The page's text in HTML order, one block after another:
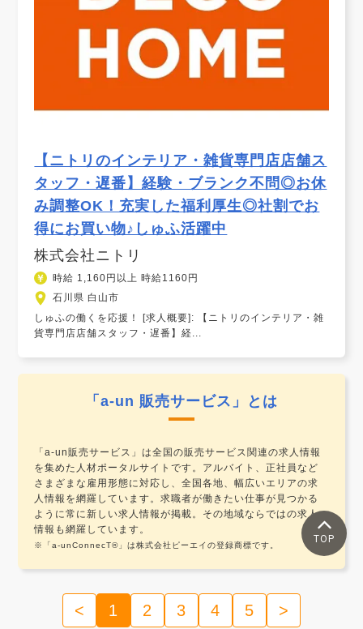
【ニトリのインテリア・雑貨専門店店舗ス
タッフ・遅番】経験・ブランク不問◎お休
み調整OK！充実した福利厚生◎社割でお
得にお買い物♪しゅふ活躍中
株式会社ニトリ
時給 1,160円以上 時給1160円
石川県 白山市
しゅふの働くを応援！ [求人概要]: 【ニトリのインテリア・雑
貨専門店店舗スタッフ・遅番】経...
「a-un 販売サービス」とは
「a-un販売サービス」は全国の販売サービス関連の求人情報
を集めた人材ポータルサイトです。アルバイト、正社員など
さまざまな雇用形態に対応し、全国各地、幅広いエリアの求
人情報を網羅しています。求職者が働きたい仕事が見つかる
ように常に新しい求人情報が掲載。その地域ならではの求人
情報も網羅しています。
※「a-unConnecT®」は株式会社ピーエイの登録商標です。
< 1 2 3 4 5 >
TOP